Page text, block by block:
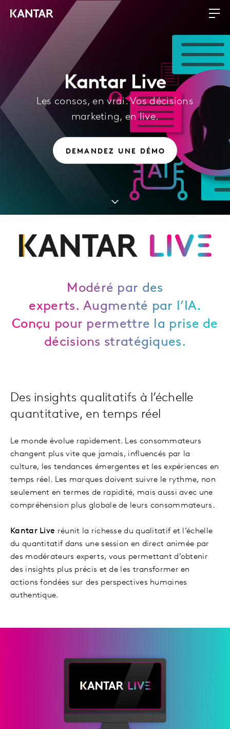
Kantar Live
Les consos, en vrai. Vos décisions
marketing, en live.
DEMANDEZ UNE DÉMO
Modéré par des
experts. Augmenté par l’IA.
Conçu pour permettre la prise de
décisions stratégiques.
Des insights qualitatifs à l’échelle
quantitative, en temps réel
Le monde évolue rapidement. Les consommateurs
changent plus vite que jamais, influencés par la
culture, les tendances émergentes et les expériences en
temps réel. Les marques doivent suivre le rythme, non
seulement en termes de rapidité, mais aussi avec une
compréhension plus globale de leurs consommateurs.
Kantar Live réunit la richesse du qualitatif et l’échelle
du quantitatif dans une session en direct animée par
des modérateurs experts, vous permettant d’obtenir
des insights plus précis et de les transformer en
actions fondées sur des perspectives humaines
authentique.